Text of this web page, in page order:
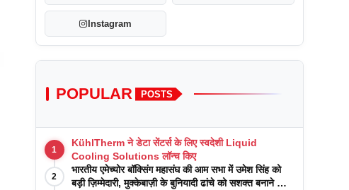
Instagram
POPULAR POSTS
1
KühlTherm ने डेटा सेंटर्स के लिए स्वदेशी Liquid
Cooling Solutions लॉन्च किए
2
भारतीय एमेच्योर बॉक्सिंग महासंघ की आम सभा में उमेश सिंह को
बड़ी ज़िम्मेदारी, मुक्केबाज़ी के बुनियादी ढांचे को सशक्त बनाने का